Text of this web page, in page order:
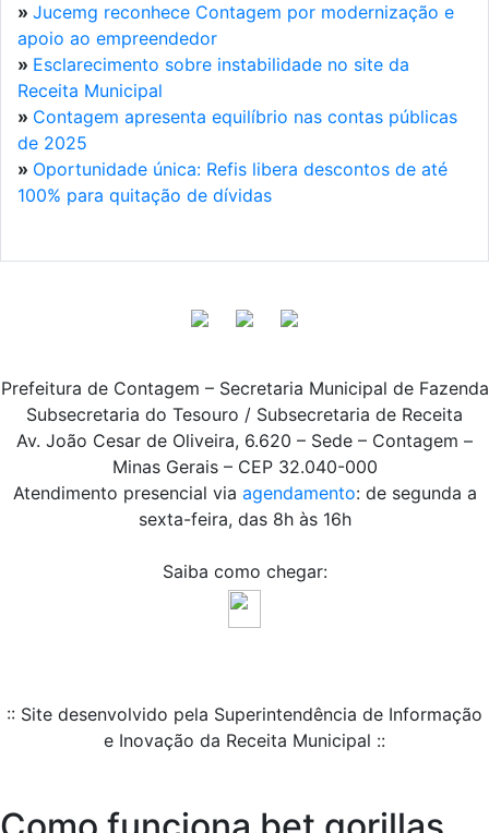
» Jucemg reconhece Contagem por modernização e
apoio ao empreendedor
» Esclarecimento sobre instabilidade no site da
Receita Municipal
» Contagem apresenta equilíbrio nas contas públicas
de 2025
» Oportunidade única: Refis libera descontos de até
100% para quitação de dívidas
Prefeitura de Contagem – Secretaria Municipal de Fazenda
Subsecretaria do Tesouro / Subsecretaria de Receita
Av. João Cesar de Oliveira, 6.620 – Sede – Contagem –
Minas Gerais – CEP 32.040-000
Atendimento presencial via agendamento: de segunda a
sexta-feira, das 8h às 16h
Saiba como chegar:
:: Site desenvolvido pela Superintendência de Informação
e Inovação da Receita Municipal ::